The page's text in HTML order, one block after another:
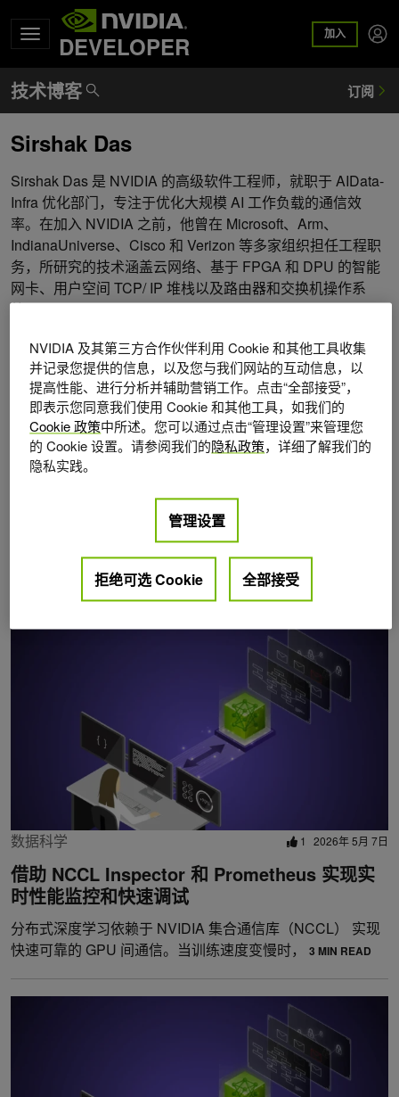
DEVELOPER 加入
Sirshak Das
Sirshak Das 是 NVIDIA 的高级软件工程师，就职于 AIData-
Infra 优化部门，专注于优化大规模 AI 工作负载的通信效
率。在加入 NVIDIA 之前，他曾在 Microsoft、Arm、
IndianaUniverse、Cisco 和 Verizon 等多家组织担任工程职
务，所研究的技术涵盖云网络、基于 FPGA 和 DPU 的智能
网卡、用户空间 TCP/ IP 堆栈以及路由器和交换机操作系
统。
Posts by Sirshak Das
数据科学 1 2026年 5月 7日
借助 NCCL Inspector 和 Prometheus 实现实
时性能监控和快速调试
分布式深度学习依赖于 NVIDIA 集合通信库（NCCL） 实现
快速可靠的 GPU 间通信。当训练速度变慢时，
3 MIN READ
NVIDIA 及其第三方合作伙伴利用 Cookie 和其他工具收集
并记录您提供的信息，以及您与我们网站的互动信息，以
提高性能、进行分析并辅助营销工作。点击“全部接受”，
即表示您同意我们使用 Cookie 和其他工具，如我们的
Cookie 政策中所述。您可以通过点击“管理设置”来管理您
的 Cookie 设置。请参阅我们的隐私政策，详细了解我们的
隐私实践。
管理设置
拒绝可选 Cookie 全部接受